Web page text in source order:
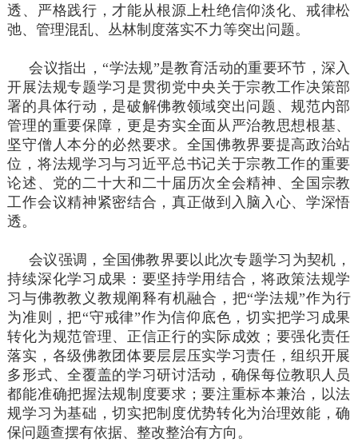
透、严格践行，才能从根源上杜绝信仰淡化、戒律松
弛、管理混乱、丛林制度落实不力等突出问题。
会议指出，“学法规”是教育活动的重要环节，深入
开展法规专题学习是贯彻党中央关于宗教工作决策部
署的具体行动，是破解佛教领域突出问题、规范内部
管理的重要保障，更是夯实全面从严治教思想根基、
坚守僧人本分的必然要求。全国佛教界要提高政治站
位，将法规学习与习近平总书记关于宗教工作的重要
论述、党的二十大和二十届历次全会精神、全国宗教
工作会议精神紧密结合，真正做到入脑入心、学深悟
透。
会议强调，全国佛教界要以此次专题学习为契机，
持续深化学习成果：要坚持学用结合，将政策法规学
习与佛教教义教规阐释有机融合，把“学法规”作为行
为准则，把“守戒律”作为信仰底色，切实把学习成果
转化为规范管理、正信正行的实际成效；要强化责任
落实，各级佛教团体要层层压实学习责任，组织开展
多形式、全覆盖的学习研讨活动，确保每位教职人员
都能准确把握法规制度要求；要注重标本兼治，以法
规学习为基础，切实把制度优势转化为治理效能，确
保问题查摆有依据、整改整治有方向。